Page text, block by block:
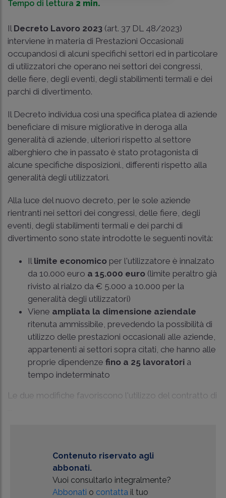
Tempo di lettura 2 min.
Il Decreto Lavoro 2023 (art. 37 DL 48/2023)
interviene in materia di Prestazioni Occasionali
occupandosi di alcuni specifichi settori ed in particolare
di utilizzatori che operano nei settori dei congressi,
delle fiere, degli eventi, degli stabilimenti termali e dei
parchi di divertimento.
Il Decreto individua così una specifica platea di aziende
beneficiare di misure migliorative in deroga alla
generalità di aziende, ulteriori rispetto al settore
alberghiero che in passato è stato protagonista di
alcune specifiche disposizioni., differenti rispetto alla
generalità degli utilizzatori.
Alla luce del nuovo decreto, per le sole aziende
rientranti nei settori dei congressi, delle fiere, degli
eventi, degli stabilimenti termali e dei parchi di
divertimento sono state introdotte le seguenti novità:
Il limite economico per l'utilizzatore è innalzato
da 10.000 euro a 15.000 euro (limite peraltro già
rivisto al rialzo da € 5.000 a 10.000 per la
generalità degli utilizzatori)
Viene ampliata la dimensione aziendale
ritenuta ammissibile, prevedendo la possibilità di
utilizzo delle prestazioni occasionali alle aziende,
appartenenti ai settori sopra citati, che hanno alle
proprie dipendenze fino a 25 lavoratori a
tempo indeterminato
Le due modifiche favoriscono l'utilizzo del contratto di
Contenuto riservato agli
abbonati.
Vuoi consultarlo integralmente?
Abbonati o contattail tuo